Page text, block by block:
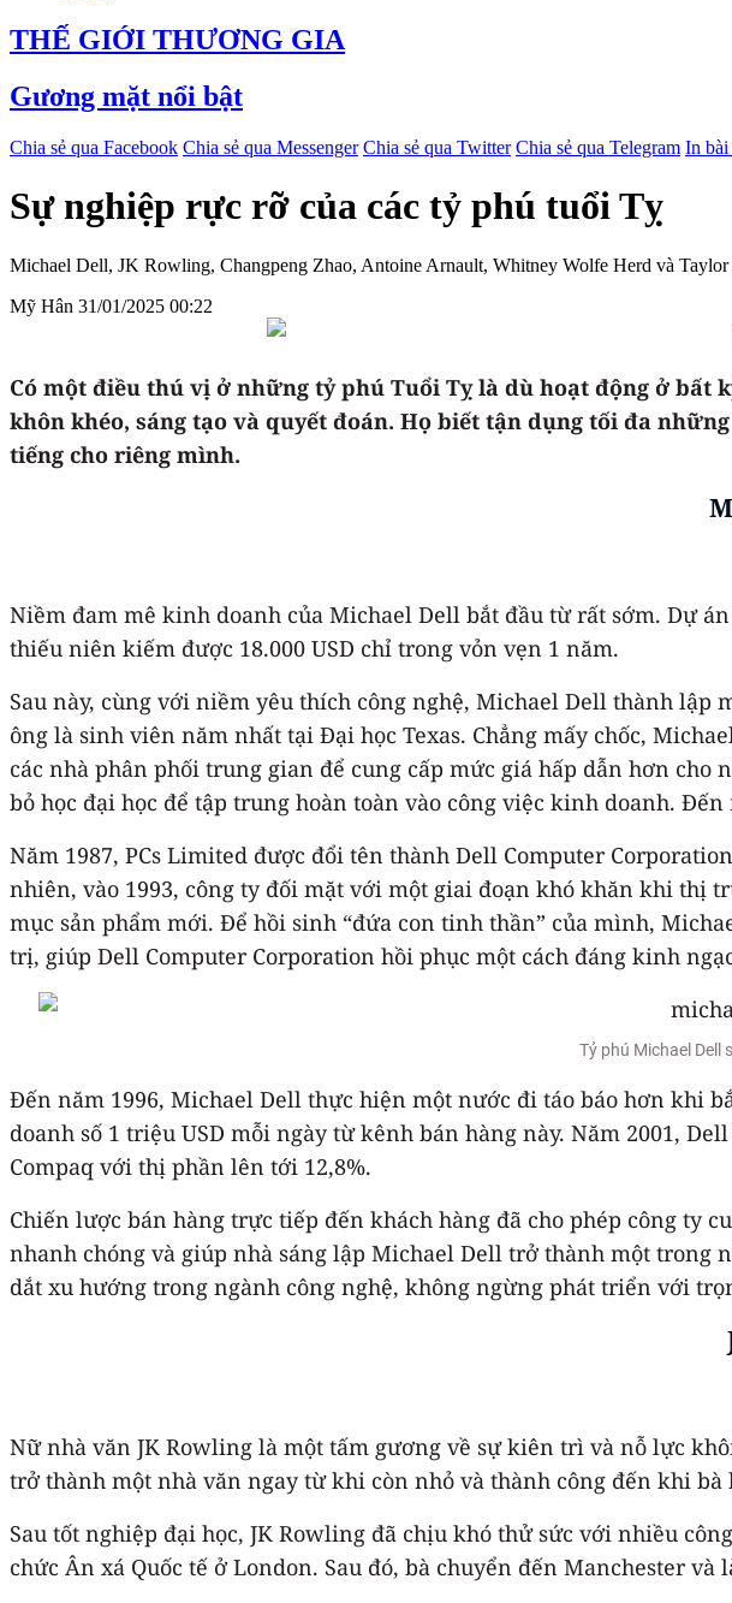
THẾ GIỚI THƯƠNG GIA
Gương mặt nổi bật
Chia sẻ qua Facebook Chia sẻ qua Messenger Chia sẻ qua Twitter Chia sẻ qua Telegram In
Sự nghiệp rực rỡ của các tỷ phú tuổi Tỵ
Michael Dell, JK Rowling, Changpeng Zhao, Antoine Arnault, Whitney Wolfe Herd và
Mỹ Hân 31/01/2025 00:22
Có một điều thú vị ở những tỷ phú Tuổi Tỵ là dù hoạt động ở
khôn khéo, sáng tạo và quyết đoán. Họ biết tận dụng tối đa
tiếng cho riêng mình.
Niềm đam mê kinh doanh của Michael Dell bắt đầu từ rất sớm. Dự
thiếu niên kiếm được 18.000 USD chỉ trong vỏn vẹn 1 năm.
Sau này, cùng với niềm yêu thích công nghệ, Michael Dell thành lập
ông là sinh viên năm nhất tại Đại học Texas. Chẳng mấy chốc,
các nhà phân phối trung gian để cung cấp mức giá hấp dẫn hơn
bỏ học đại học để tập trung hoàn toàn vào công việc kinh doanh.
Năm 1987, PCs Limited được đổi tên thành Dell Computer
nhiên, vào 1993, công ty đối mặt với một giai đoạn khó khăn khi thị
mục sản phẩm mới. Để hồi sinh “đứa con tinh thần” của mình,
trị, giúp Dell Computer Corporation hồi phục một cách đáng kinh
Tỷ phú Michael Dell
Đến năm 1996, Michael Dell thực hiện một nước đi táo báo hơn khi
doanh số 1 triệu USD mỗi ngày từ kênh bán hàng này. Năm 2001,
Compaq với thị phần lên tới 12,8%.
Chiến lược bán hàng trực tiếp đến khách hàng đã cho phép công ty
nhanh chóng và giúp nhà sáng lập Michael Dell trở thành một trong
dắt xu hướng trong ngành công nghệ, không ngừng phát triển với
Nữ nhà văn JK Rowling là một tấm gương về sự kiên trì và nỗ lực
trở thành một nhà văn ngay từ khi còn nhỏ và thành công đến khi bà
Sau tốt nghiệp đại học, JK Rowling đã chịu khó thử sức với nhiều
chức Ân xá Quốc tế ở London. Sau đó, bà chuyển đến Manchester